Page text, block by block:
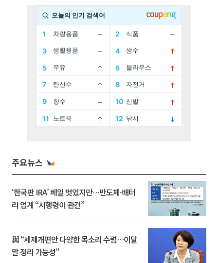
주요뉴스
‘한국판 IRA’ 베일 벗었지만…반도체·배터
리 업계 “시행령이 관건”
與 “세제개편안 다양한 목소리 수렴…이달
말 정리 가능성”